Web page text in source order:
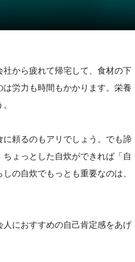
から疲れて帰宅して、食材の下
労力も時間もかかります。栄養
頼るのもアリでしょう。でも諦
ょっとした自炊ができれば「自
の自炊でもっとも重要なのは、
におすすめの自己肯定感をあげ